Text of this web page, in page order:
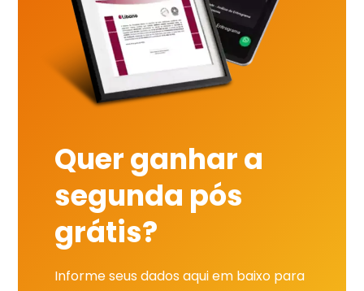
Quer ganhar a
segunda pós
grátis?
Informe seus dados aqui em baixo para